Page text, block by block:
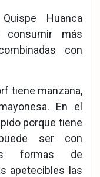
Huanca
más
con
tiene manzana,
En el
porque tiene
ser con
formas de
apetecibles las